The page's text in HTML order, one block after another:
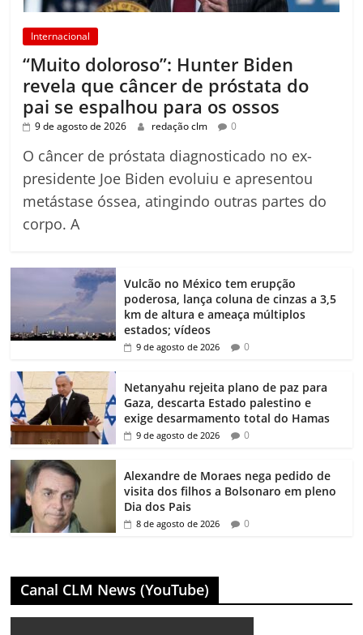
Internacional
“Muito doloroso”: Hunter Biden
revela que câncer de próstata do
pai se espalhou para os ossos
9 de agosto de 2026 redação clm 0
O câncer de próstata diagnosticado no ex-
presidente Joe Biden evoluiu e apresentou
metástase óssea, atingindo outras partes do
corpo. A
Vulcão no México tem erupção
poderosa, lança coluna de cinzas a 3,5
km de altura e ameaça múltiplos
estados; vídeos
9 de agosto de 2026 0
Netanyahu rejeita plano de paz para
Gaza, descarta Estado palestino e
exige desarmamento total do Hamas
9 de agosto de 2026 0
Alexandre de Moraes nega pedido de
visita dos filhos a Bolsonaro em pleno
Dia dos Pais
8 de agosto de 2026 0
Canal CLM News (YouTube)